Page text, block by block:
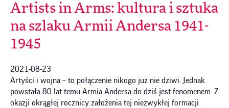
Artists in Arms: kultura i sztuka
na szlaku Armii Andersa 1941-
1945
2021-08-23
Artyści i wojna – to połączenie nikogo już nie dziwi. Jednak
powstała 80 lat temu Armia Andersa do dziś jest fenomenem. Z
okazji okrągłej rocznicy założenia tej niezwykłej formacji